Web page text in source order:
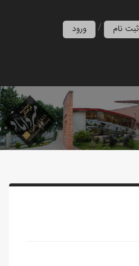
ورود / ثبت نام